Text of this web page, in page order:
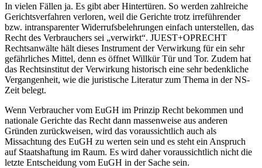
In vielen Fällen ja. Es gibt aber Hintertüren. So werden zahlreiche
Gerichtsverfahren verloren, weil die Gerichte trotz irreführender
bzw. intransparenter Widerrufsbelehrungen einfach unterstellen, das
Recht des Verbrauchers sei „verwirkt“. JUEST+OPRECHT
Rechtsanwälte hält dieses Instrument der Verwirkung für ein sehr
gefährliches Mittel, denn es öffnet Willkür Tür und Tor. Zudem hat
das Rechtsinstitut der Verwirkung historisch eine sehr bedenkliche
Vergangenheit, wie die juristische Literatur zum Thema in der NS-
Zeit belegt.
Wenn Verbraucher vom EuGH im Prinzip Recht bekommen und
nationale Gerichte das Recht dann massenweise aus anderen
Gründen zurückweisen, wird das voraussichtlich auch als
Missachtung des EuGH zu werten sein und es steht ein Anspruch
auf Staatshaftung im Raum. Es wird daher voraussichtlich nicht die
letzte Entscheidung vom EuGH in der Sache sein.